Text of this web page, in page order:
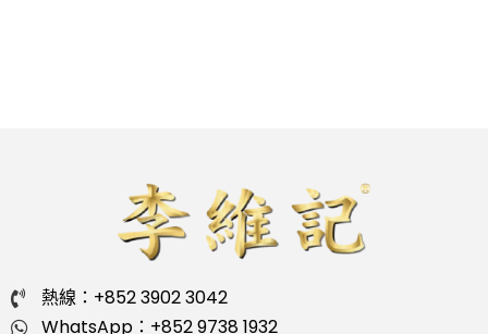
熱線：+852 3902 3042
WhatsApp：+852 9738 1932